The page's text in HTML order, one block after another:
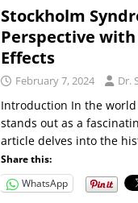
Stockholm
Perspective with
Effects
February 7, 2024 Dr.
Introduction In the world
stands out as a
article delves into the
Share this:
WhatsApp